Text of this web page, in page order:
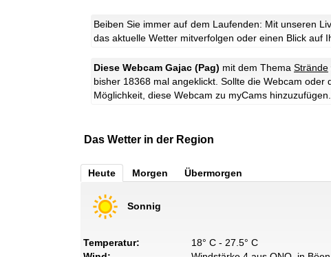
Beiben Sie immer auf dem Laufenden: Mit unseren
das aktuelle Wetter mitverfolgen oder einen Blick auf
Diese Webcam Gajac (Pag) mit dem Thema Strände
bisher 18368 mal angeklickt. Sollte die Webcam oder
Möglichkeit, diese Webcam zu myCams hinzuzufügen.
Das Wetter in der Region
Heute Morgen Übermorgen
Sonnig
Temperatur:
18° C - 27.5° C